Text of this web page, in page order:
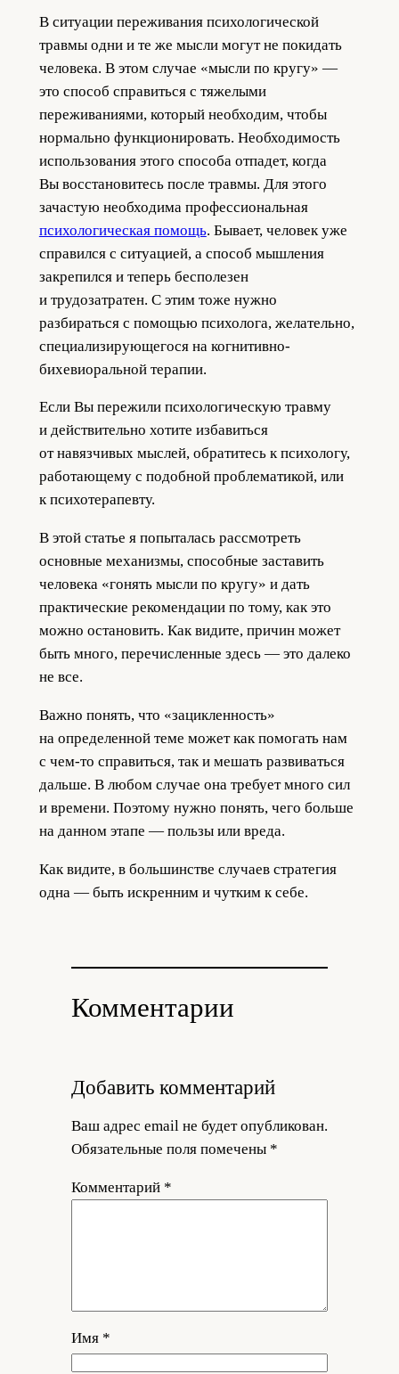
В ситуации переживания психологической
травмы одни и те же мысли могут не покидать
человека. В этом случае «мысли по кругу» —
это способ справиться с тяжелыми
переживаниями, который необходим, чтобы
нормально функционировать. Необходимость
использования этого способа отпадет, когда
Вы восстановитесь после травмы. Для этого
зачастую необходима профессиональная
психологическая помощь. Бывает, человек уже
справился с ситуацией, а способ мышления
закрепился и теперь бесполезен
и трудозатратен. С этим тоже нужно
разбираться с помощью психолога, желательно,
специализирующегося на когнитивно-
бихевиоральной терапии.
Если Вы пережили психологическую травму
и действительно хотите избавиться
от навязчивых мыслей, обратитесь к психологу,
работающему с подобной проблематикой, или
к психотерапевту.
В этой статье я попыталась рассмотреть
основные механизмы, способные заставить
человека «гонять мысли по кругу» и дать
практические рекомендации по тому, как это
можно остановить. Как видите, причин может
быть много, перечисленные здесь — это далеко
не все.
Важно понять, что «зацикленность»
на определенной теме может как помогать нам
с чем-то справиться, так и мешать развиваться
дальше. В любом случае она требует много сил
и времени. Поэтому нужно понять, чего больше
на данном этапе — пользы или вреда.
Как видите, в большинстве случаев стратегия
одна — быть искренним и чутким к себе.
Комментарии
Добавить комментарий
Ваш адрес email не будет опубликован.
Обязательные поля помечены *
Комментарий *
Имя *